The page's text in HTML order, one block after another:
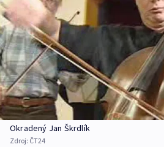
Okradený Jan Škrdlík
Zdroj: ČT24